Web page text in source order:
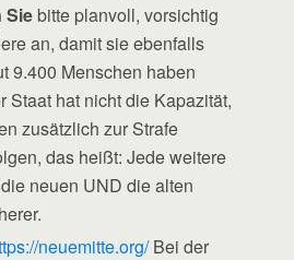
Siebitte planvoll, vorsichtig
an, damit sie ebenfalls
9.400 Menschen haben
Staat hat nicht die Kapazität,
zusätzlich zur Strafe
das heißt: Jede weitere
neuen UND die alten
neuemitte.org/Bei der